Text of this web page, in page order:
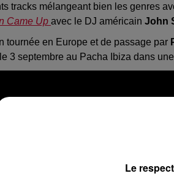
tracks mélangeant bien les genres
Came Up avec le DJ américain John
tournée en Europe et de passage par
3 septembre au Pacha Ibiza dans
Le